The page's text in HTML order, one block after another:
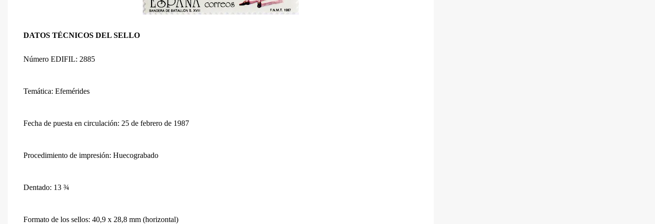
DATOS TÉCNICOS DEL SELLO
Número EDIFIL: 2885
Temática: Efemérides
Fecha de puesta en circulación: 25 de febrero de 1987
Procedimiento de impresión: Huecograbado
Dentado: 13 ¾
Formato de los sellos: 40,9 x 28,8 mm (horizontal)